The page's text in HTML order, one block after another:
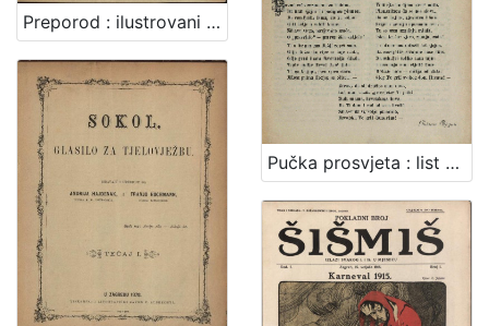
Preporod : ilustrovani zabavno-poučni časopis / [vlasnik, izdavač i odgovorni urednik August Harambašić]
Pučka prosvjeta : list za pouku i zabavu / [urednik Stjepan Ortner]